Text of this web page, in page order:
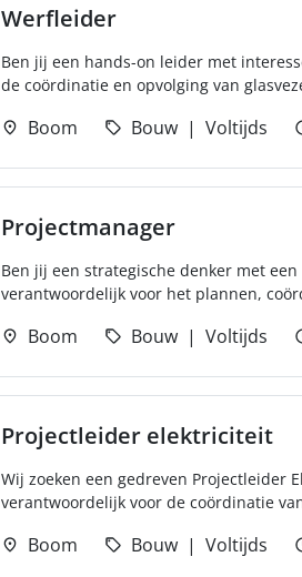
Werfleider
Ben jij een hands-on leider met
de coördinatie en opvolging van
Boom Bouw Voltijds
Projectmanager
Ben jij een strategische denker met
verantwoordelijk voor het plannen,
Boom Bouw Voltijds
Projectleider elektriciteit
Wij zoeken een gedreven Projectleider
verantwoordelijk voor de coördinatie
Boom Bouw Voltijds